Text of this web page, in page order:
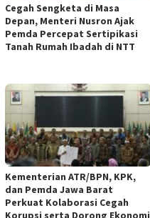
Cegah Sengketa di Masa
Depan, Menteri Nusron Ajak
Pemda Percepat Sertipikasi
Tanah Rumah Ibadah di NTT
Kementerian ATR/BPN, KPK,
dan Pemda Jawa Barat
Perkuat Kolaborasi Cegah
Korupsi serta Dorong Ekonomi